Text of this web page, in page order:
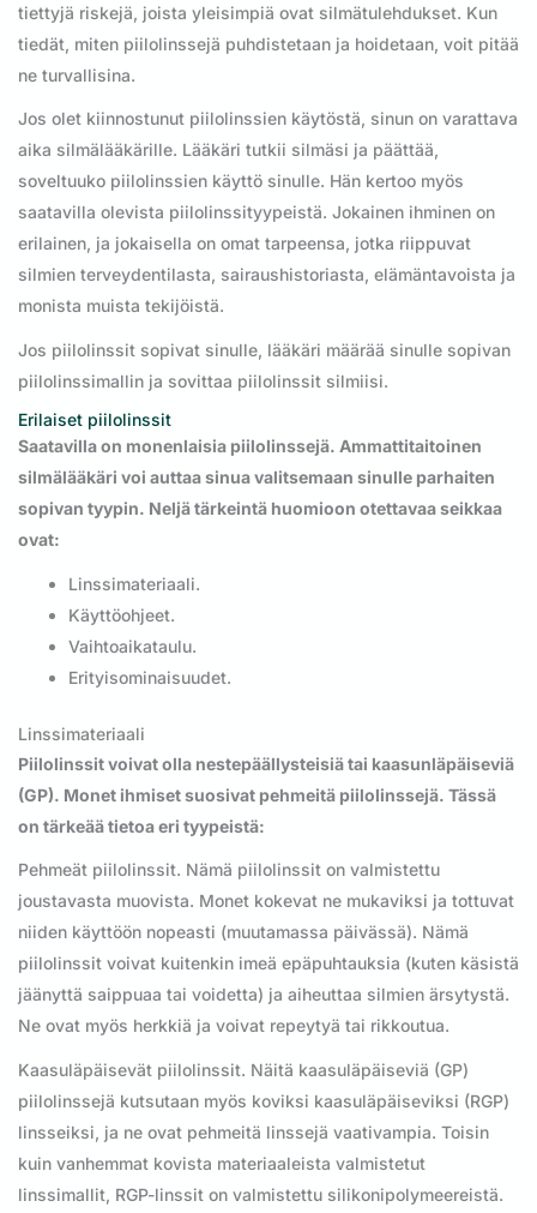
tiettyjä riskejä, joista yleisimpiä ovat silmätulehdukset. Kun
tiedät, miten piilolinssejä puhdistetaan ja hoidetaan, voit pitää
ne turvallisina.
Jos olet kiinnostunut piilolinssien käytöstä, sinun on varattava
aika silmälääkärille. Lääkäri tutkii silmäsi ja päättää,
soveltuuko piilolinssien käyttö sinulle. Hän kertoo myös
saatavilla olevista piilolinssityypeistä. Jokainen ihminen on
erilainen, ja jokaisella on omat tarpeensa, jotka riippuvat
silmien terveydentilasta, sairaushistoriasta, elämäntavoista ja
monista muista tekijöistä.
Jos piilolinssit sopivat sinulle, lääkäri määrää sinulle sopivan
piilolinssimallin ja sovittaa piilolinssit silmiisi.
Erilaiset piilolinssit
Saatavilla on monenlaisia piilolinssejä. Ammattitaitoinen
silmälääkäri voi auttaa sinua valitsemaan sinulle parhaiten
sopivan tyypin. Neljä tärkeintä huomioon otettavaa seikkaa
ovat:
Linssimateriaali.
Käyttöohjeet.
Vaihtoaikataulu.
Erityisominaisuudet.
Linssimateriaali
Piilolinssit voivat olla nestepäällysteisiä tai kaasunläpäiseviä
(GP). Monet ihmiset suosivat pehmeitä piilolinssejä. Tässä
on tärkeää tietoa eri tyypeistä:
Pehmeät piilolinssit. Nämä piilolinssit on valmistettu
joustavasta muovista. Monet kokevat ne mukaviksi ja tottuvat
niiden käyttöön nopeasti (muutamassa päivässä). Nämä
piilolinssit voivat kuitenkin imeä epäpuhtauksia (kuten käsistä
jäänyttä saippuaa tai voidetta) ja aiheuttaa silmien ärsytystä.
Ne ovat myös herkkiä ja voivat repeytyä tai rikkoutua.
Kaasuläpäisevät piilolinssit. Näitä kaasuläpäiseviä (GP)
piilolinssejä kutsutaan myös koviksi kaasuläpäiseviksi (RGP)
linsseiksi, ja ne ovat pehmeitä linssejä vaativampia. Toisin
kuin vanhemmat kovista materiaaleista valmistetut
linssimallit, RGP-linssit on valmistettu silikonipolymeereistä.